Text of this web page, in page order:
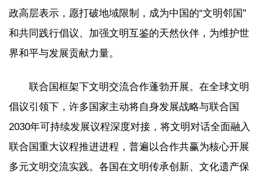
政高层表示，愿打破地域限制，成为中国的“文明邻国”
和共同践行倡议、加强文明互鉴的天然伙伴，为维护世
界和平与发展贡献力量。
联合国框架下文明交流合作蓬勃开展。在全球文明
倡议引领下，许多国家主动将自身发展战略与联合国
2030年可持续发展议程深度对接，将文明对话全面融入
联合国重大议程推进进程，普遍以合作共赢为核心开展
多元文明交流实践。各国在文明传承创新、文化遗产保